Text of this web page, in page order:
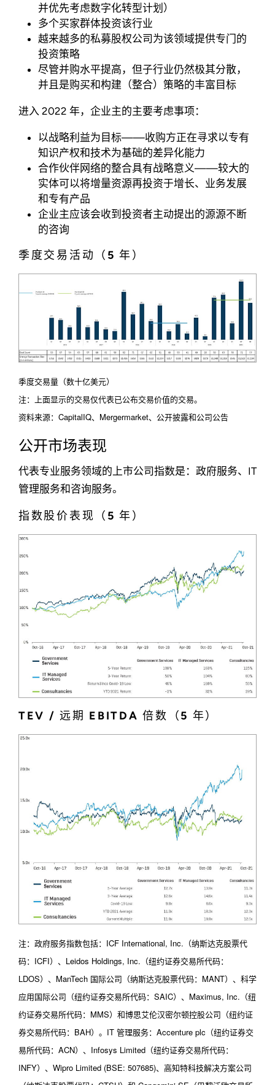
并优先考虑数字化转型计划）
多个买家群体投资该行业
越来越多的私募股权公司为该领域提供专门的
投资策略
尽管并购水平提高，但子行业仍然极其分散，
并且是购买和构建（整合）策略的丰富目标
进入 2022 年，企业主的主要考虑事项：
以战略利益为目标——收购方正在寻求以专有
知识产权和技术为基础的差异化能力
合作伙伴网络的整合具有战略意义——较大的
实体可以将增量资源再投资于增长、业务发展
和专有产品
企业主应该会收到投资者主动提出的源源不断
的咨询
季度交易活动（5 年）
季度交易量（数十亿美元）
注：上面显示的交易仅代表已公布交易价值的交易。
资料来源：CapitalIQ、Mergermarket、公开披露和公司公告
公开市场表现
代表专业服务领域的上市公司指数是：政府服务、IT
管理服务和咨询服务。
指数股价表现（5 年）
TEV / 远期 EBITDA 倍数（5 年）
注：政府服务指数包括：ICF International, Inc.（纳斯达克股票代
码：ICFI）、Leidos Holdings, Inc.（纽约证券交易所代码：
LDOS）、ManTech 国际公司（纳斯达克股票代码：MANT）、科学
应用国际公司（纽约证券交易所代码：SAIC）、Maximus, Inc.（纽
约证券交易所代码：MMS）和博思艾伦汉密尔顿控股公司（纽约证
券交易所代码：BAH）。IT 管理服务：Accenture plc（纽约证券交
易所代码：ACN）、Infosys Limited（纽约证券交易所代码：
INFY）、Wipro Limited (BSE: 507685)、高知特科技解决方案公司